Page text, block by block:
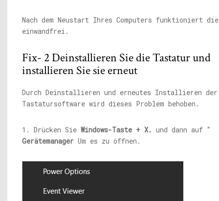
Nach dem Neustart Ihres Computers funktioniert
einwandfrei.
Fix- 2 Deinstallieren Sie die Tastatur und
installieren Sie sie erneut
Durch Deinstallieren und erneutes Installieren der
Tastatursoftware wird dieses Problem behoben.
1. Drücken Sie Windows-Taste + X. und dann auf “
Gerätemanager Um es zu öffnen.